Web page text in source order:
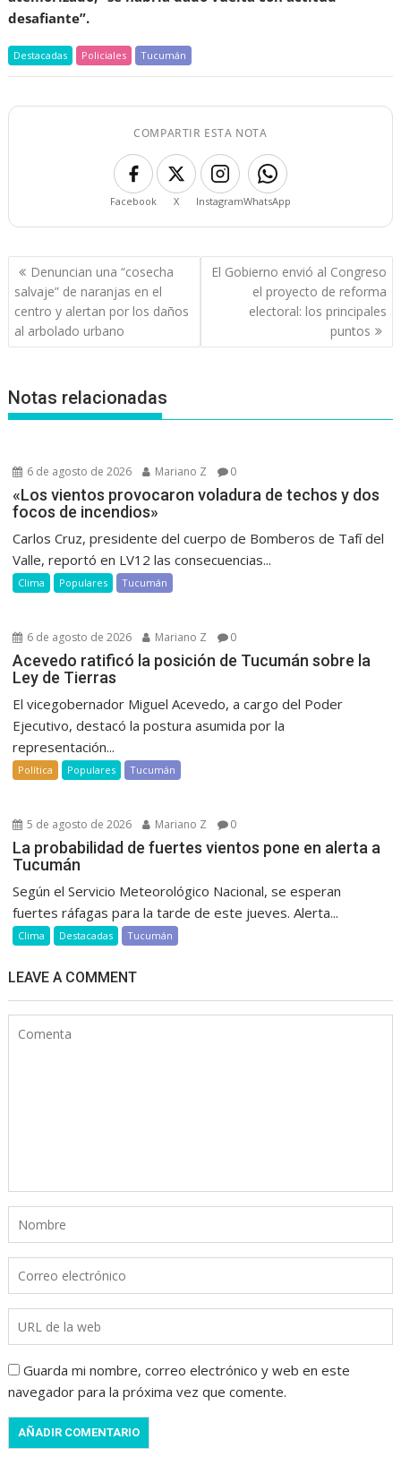
desafiante”.
Destacadas Policiales Tucumán
COMPARTIR ESTA NOTA
Facebook X InstagramWhatsApp
Navegación
de
entradas
Denuncian una “cosecha
salvaje” de naranjas en el
centro y alertan por los daños
al arbolado urbano
El Gobierno envió al Congreso
el proyecto de reforma
electoral: los principales
puntos
Notas relacionadas
6 de agosto de 2026 Mariano Z 0
«Los vientos provocaron voladura de techos y dos
focos de incendios»
Carlos Cruz, presidente del cuerpo de Bomberos de Tafí del
Valle, reportó en LV12 las consecuencias...
Clima Populares Tucumán
6 de agosto de 2026 Mariano Z 0
Acevedo ratificó la posición de Tucumán sobre la
Ley de Tierras
El vicegobernador Miguel Acevedo, a cargo del Poder
Ejecutivo, destacó la postura asumida por la
representación...
Política Populares Tucumán
5 de agosto de 2026 Mariano Z 0
La probabilidad de fuertes vientos pone en alerta a
Tucumán
Según el Servicio Meteorológico Nacional, se esperan
fuertes ráfagas para la tarde de este jueves. Alerta...
Clima Destacadas Tucumán
LEAVE A COMMENT
Guarda mi nombre, correo electrónico y web en este
navegador para la próxima vez que comente.